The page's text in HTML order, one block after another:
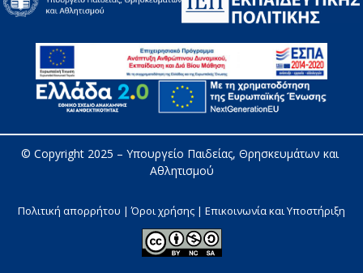
© Copyright 2025 – Υπουργείο Παιδείας, Θρησκευμάτων και
Αθλητισμού
Πολιτική απορρήτου | Όροι χρήσης | Επικοινωνία και Υποστήριξη